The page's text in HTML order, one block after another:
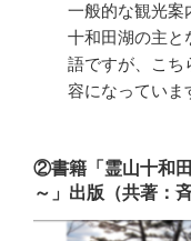
一般的な観光案
十和田湖の主と
語ですが、こち
容になっていま
②書籍「霊山十和
～」出版（共著：